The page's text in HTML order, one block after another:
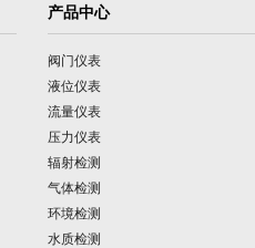
产品中心
阀门仪表
液位仪表
流量仪表
压力仪表
辐射检测
气体检测
环境检测
水质检测